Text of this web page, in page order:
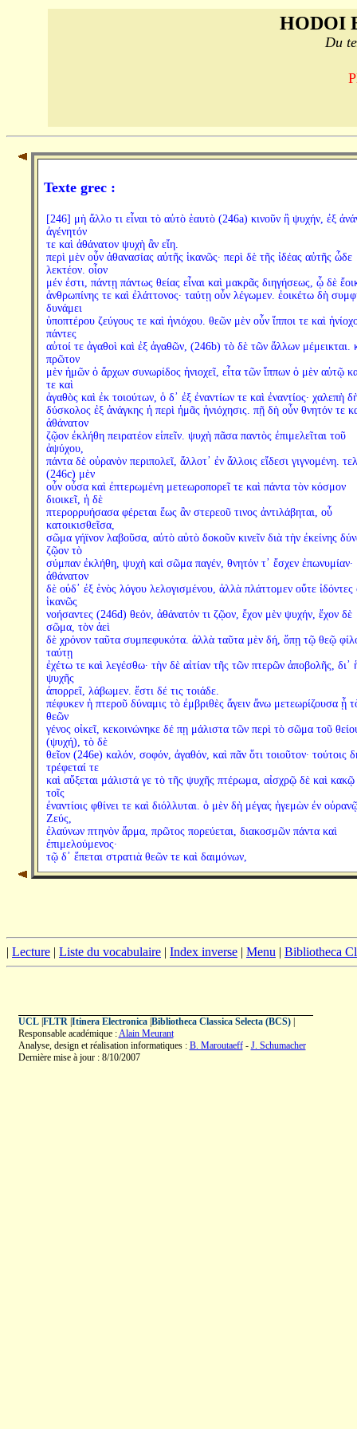
HODOI
Du
Texte grec :
[246] μὴ ἄλλο τι εἶναι τὸ αὐτὸ ἑαυτὸ (246a) κινοῦν ἢ ψυχήν, ἐξ
ἀγένητόν
τε καὶ ἀθάνατον ψυχὴ ἂν εἴη.
περὶ μὲν οὖν ἀθανασίας αὐτῆς ἱκανῶς· περὶ δὲ τῆς ἰδέας αὐτῆς ὧδε
λεκτέον. οἷον
μέν ἐστι, πάντῃ πάντως θείας εἶναι καὶ μακρᾶς διηγήσεως, ᾧ δὲ
ἀνθρωπίνης τε καὶ ἐλάττονος· ταύτῃ οὖν λέγωμεν. ἐοικέτω δὴ
δυνάμει
ὑποπτέρου ζεύγους τε καὶ ἡνιόχου. θεῶν μὲν οὖν ἵπποι τε καὶ
πάντες
αὐτοί τε ἀγαθοὶ καὶ ἐξ ἀγαθῶν, (246b) τὸ δὲ τῶν ἄλλων μέμεικται.
πρῶτον
μὲν ἡμῶν ὁ ἄρχων συνωρίδος ἡνιοχεῖ, εἶτα τῶν ἵππων ὁ μὲν αὐτῷ
τε καὶ
ἀγαθὸς καὶ ἐκ τοιούτων, ὁ δ᾽ ἐξ ἐναντίων τε καὶ ἐναντίος· χαλεπὴ
δύσκολος ἐξ ἀνάγκης ἡ περὶ ἡμᾶς ἡνιόχησις. πῇ δὴ οὖν θνητόν τε
ἀθάνατον
ζῷον ἐκλήθη πειρατέον εἰπεῖν. ψυχὴ πᾶσα παντὸς ἐπιμελεῖται τοῦ
ἀψύχου,
πάντα δὲ οὐρανὸν περιπολεῖ, ἄλλοτ᾽ ἐν ἄλλοις εἴδεσι γιγνομένη.
(246c) μὲν
οὖν οὖσα καὶ ἐπτερωμένη μετεωροπορεῖ τε καὶ πάντα τὸν κόσμον
διοικεῖ, ἡ δὲ
πτερορρυήσασα φέρεται ἕως ἂν στερεοῦ τινος ἀντιλάβηται, οὗ
κατοικισθεῖσα,
σῶμα γήϊνον λαβοῦσα, αὐτὸ αὑτὸ δοκοῦν κινεῖν διὰ τὴν ἐκείνης
ζῷον τὸ
σύμπαν ἐκλήθη, ψυχὴ καὶ σῶμα παγέν, θνητόν τ᾽ ἔσχεν ἐπωνυμίαν·
ἀθάνατον
δὲ οὐδ᾽ ἐξ ἑνὸς λόγου λελογισμένου, ἀλλὰ πλάττομεν οὔτε ἰδόντες
ἱκανῶς
νοήσαντες (246d) θεόν, ἀθάνατόν τι ζῷον, ἔχον μὲν ψυχήν, ἔχον δὲ
σῶμα, τὸν ἀεὶ
δὲ χρόνον ταῦτα συμπεφυκότα. ἀλλὰ ταῦτα μὲν δή, ὅπῃ τῷ θεῷ
ταύτῃ
ἐχέτω τε καὶ λεγέσθω· τὴν δὲ αἰτίαν τῆς τῶν πτερῶν ἀποβολῆς, δι᾽
ψυχῆς
ἀπορρεῖ, λάβωμεν. ἔστι δέ τις τοιάδε.
πέφυκεν ἡ πτεροῦ δύναμις τὸ ἐμβριθὲς ἄγειν ἄνω μετεωρίζουσα ᾗ
θεῶν
γένος οἰκεῖ, κεκοινώνηκε δέ πῃ μάλιστα τῶν περὶ τὸ σῶμα τοῦ
(ψυχή), τὸ δὲ
θεῖον (246e) καλόν, σοφόν, ἀγαθόν, καὶ πᾶν ὅτι τοιοῦτον· τούτοις
τρέφεταί τε
καὶ αὔξεται μάλιστά γε τὸ τῆς ψυχῆς πτέρωμα, αἰσχρῷ δὲ καὶ κακῷ
τοῖς
ἐναντίοις φθίνει τε καὶ διόλλυται. ὁ μὲν δὴ μέγας ἡγεμὼν ἐν
Ζεύς,
ἐλαύνων πτηνὸν ἅρμα, πρῶτος πορεύεται, διακοσμῶν πάντα καὶ
ἐπιμελούμενος·
τῷ δ᾽ ἕπεται στρατιὰ θεῶν τε καὶ δαιμόνων,
| Lecture | Liste du vocabulaire | Index inverse | Menu | Bibliotheca
UCL| FLTR| Itinera Electronica| Bibliotheca Classica Selecta (BCS)|
Responsable académique :Alain Meurant
Analyse, design et réalisation informatiques : B. Maroutaeff- J. Schumacher
Dernière mise à jour : 8/10/2007